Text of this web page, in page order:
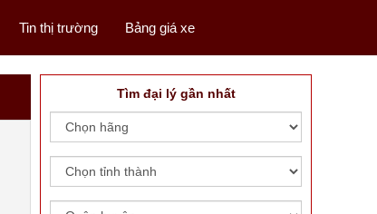
Tin thị trường Bảng giá xe
Tìm đại lý gần nhất